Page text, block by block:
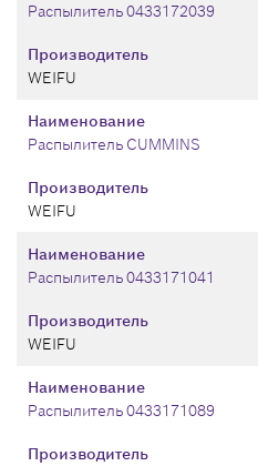
Производитель
WEIFU
Распылитель 0433172039
Производитель
WEIFU
Наименование
Распылитель CUMMINS
Производитель
WEIFU
Наименование
Распылитель 0433171041
Производитель
Наименование
Распылитель 0433171089